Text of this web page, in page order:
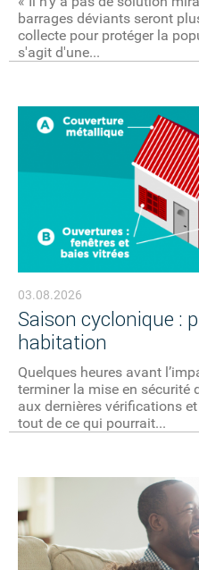
barrages déviants seront
collecte pour protéger la
s'agit d'une...
03.08.2026
Saison cyclonique :
habitation
Quelques heures avant
terminer la mise en sécurité
aux dernières vérifications et
tout de ce qui pourrait...